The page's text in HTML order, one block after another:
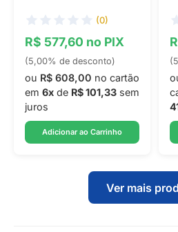
(0)
R$ 577,60 no PIX
(5,00% de desconto)
ou R$ 608,00 no cartão
em 6x de R$ 101,33 sem
juros
Adicionar ao Carrinho
Ver mais